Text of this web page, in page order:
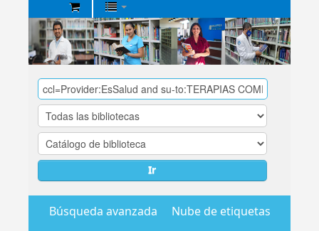
Biblioteca
Central
EsSalud
Ir
Búsqueda avanzada Nube de etiquetas